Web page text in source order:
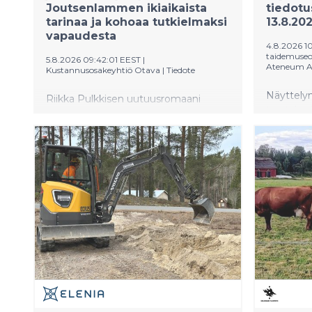
Joutsenlammen ikiaikaista
tarinaa ja kohoaa tutkielmaksi
vapaudesta
5.8.2026 09:42:01 EEST |
Kustannusosakeyhtiö Otava | Tiedote
Riikka Pulkkisen uutuusromaani
klassisen baletin kurinalaisen
maailman, Neuvostoliiton
romahtamisen ja Joutsenlampi-
baletin ajattoman tarinan. Teos
tarkastelee suuria historiallisia
murroksia yksilön näkökulmasta ja
pohtii, miten ihmisistä tulee kansa, ja
mitä tapahtuu, kun uhrit eivät suostu
enää olemaan uhreja.
4.8.2026
Ateneum
aloittaa
klassikot
näyttely
ja
kiinnitti